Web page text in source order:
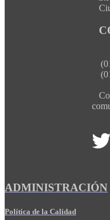
ADMINISTRACIÓN
Política de la Calidad